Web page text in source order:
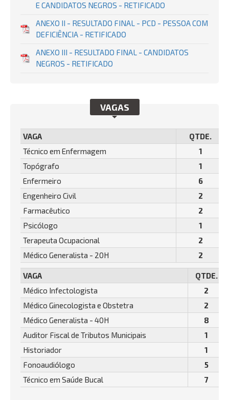
E CANDIDATOS NEGROS - RETIFICADO
ANEXO II - RESULTADO FINAL - PCD - PESSOA COM
DEFICIÊNCIA - RETIFICADO
ANEXO III - RESULTADO FINAL - CANDIDATOS
NEGROS - RETIFICADO
VAGAS
VAGA
QTDE.
Técnico em Enfermagem
1
Topógrafo
1
Enfermeiro
6
Engenheiro Civil
2
Farmacêutico
2
Psicólogo
1
Terapeuta Ocupacional
2
Médico Generalista - 20H
2
VAGA
QTDE.
Médico Infectologista
2
Médico Ginecologista e Obstetra
2
Médico Generalista - 40H
8
Auditor Fiscal de Tributos Municipais
1
Historiador
1
Fonoaudiólogo
5
Técnico em Saúde Bucal
7